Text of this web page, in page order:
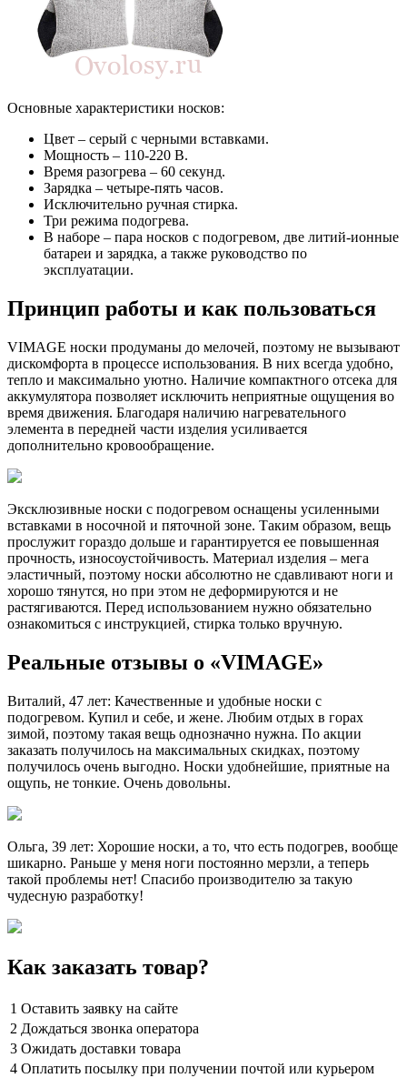
Основные характеристики носков:
Цвет – серый с черными вставками.
Мощность – 110-220 В.
Время разогрева – 60 секунд.
Зарядка – четыре-пять часов.
Исключительно ручная стирка.
Три режима подогрева.
В наборе – пара носков с подогревом, две литий-ионные
батареи и зарядка, а также руководство по
эксплуатации.
Принцип работы и как пользоваться
VIMAGE носки продуманы до мелочей, поэтому не вызывают
дискомфорта в процессе использования. В них всегда удобно,
тепло и максимально уютно. Наличие компактного отсека для
аккумулятора позволяет исключить неприятные ощущения во
время движения. Благодаря наличию нагревательного
элемента в передней части изделия усиливается
дополнительно кровообращение.
Эксклюзивные носки с подогревом оснащены усиленными
вставками в носочной и пяточной зоне. Таким образом, вещь
прослужит гораздо дольше и гарантируется ее повышенная
прочность, износоустойчивость. Материал изделия – мега
эластичный, поэтому носки абсолютно не сдавливают ноги и
хорошо тянутся, но при этом не деформируются и не
растягиваются. Перед использованием нужно обязательно
ознакомиться с инструкцией, стирка только вручную.
Реальные отзывы о «VIMAGE»
Виталий, 47 лет: Качественные и удобные носки с
подогревом. Купил и себе, и жене. Любим отдых в горах
зимой, поэтому такая вещь однозначно нужна. По акции
заказать получилось на максимальных скидках, поэтому
получилось очень выгодно. Носки удобнейшие, приятные на
ощупь, не тонкие. Очень довольны.
Ольга, 39 лет: Хорошие носки, а то, что есть подогрев, вообще
шикарно. Раньше у меня ноги постоянно мерзли, а теперь
такой проблемы нет! Спасибо производителю за такую
чудесную разработку!
Как заказать товар?
1 Оставить заявку на сайте
2 Дождаться звонка оператора
3 Ожидать доставки товара
4 Оплатить посылку при получении почтой или курьером